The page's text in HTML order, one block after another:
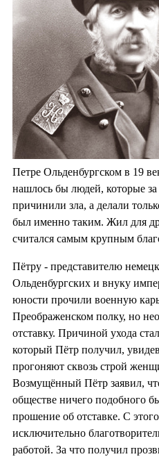
Петре Ольденбургском в 19
нашлось бы людей, которые
причинили зла, а делали
был именно таким. Жил для
считался самым крупным
Пётру - представителю
Ольденбургских и внуку
юности прочили военную
Преображенском полку, но
отставку. Причиной ухода
который Пётр получил,
прогоняют сквозь строй
Возмущённый Пётр заявил,
обществе ничего подобного
прошение об отставке. С
исключительно
работой. За что получил